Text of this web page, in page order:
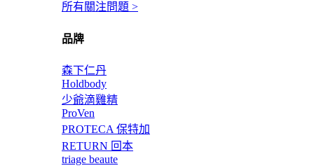
所有關注問題 >
品牌
森下仁丹
Holdbody
少爺滴雞精
ProVen
PROTECA 保特加
RETURN 回本
triage beaute